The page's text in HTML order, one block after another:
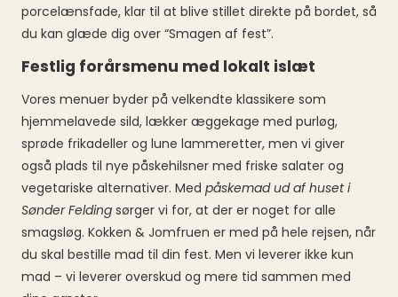
porcelænsfade, klar til at blive stillet direkte på bordet, så
du kan glæde dig over “Smagen af fest”.
Festlig forårsmenu med lokalt islæt
Vores menuer byder på velkendte klassikere som
hjemmelavede sild, lækker æggekage med purløg,
sprøde frikadeller og lune lammeretter, men vi giver
også plads til nye påskehilsner med friske salater og
vegetariske alternativer. Med påskemad ud af huset i
Sønder Felding sørger vi for, at der er noget for alle
smagsløg. Kokken & Jomfruen er med på hele rejsen, når
du skal bestille mad til din fest. Men vi leverer ikke kun
mad – vi leverer overskud og mere tid sammen med